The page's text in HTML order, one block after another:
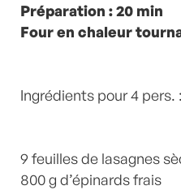
Recette -,Béchamel,
fromage ,Fromages,
Préparation : 20 min
Four en chaleur
Ingrédients pour 4 pers. :
9 feuilles de lasagnes
800 g d’épinards frais